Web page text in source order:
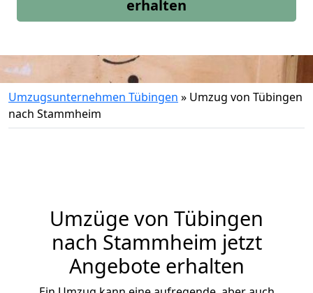
erhalten
Umzugsunternehmen Tübingen » Umzug von Tübingen
nach Stammheim
Umzüge von Tübingen
nach Stammheim jetzt
Angebote erhalten